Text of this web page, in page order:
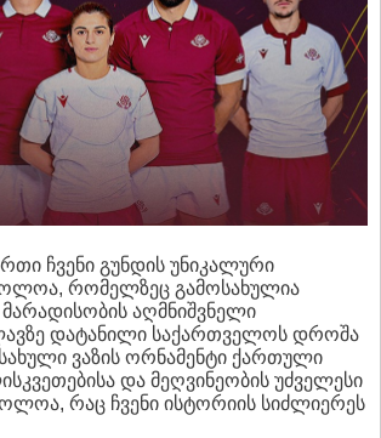
ჩვენი გუნდის უნიკალური
რომელზეც გამოსახულია
აღმნიშვნელი
დატანილი საქართველოს დროშა
ვაზის ორნამენტი ქართული
და მეღვინეობის უძველესი
რაც ჩვენი ისტორიის სიძლიერეს